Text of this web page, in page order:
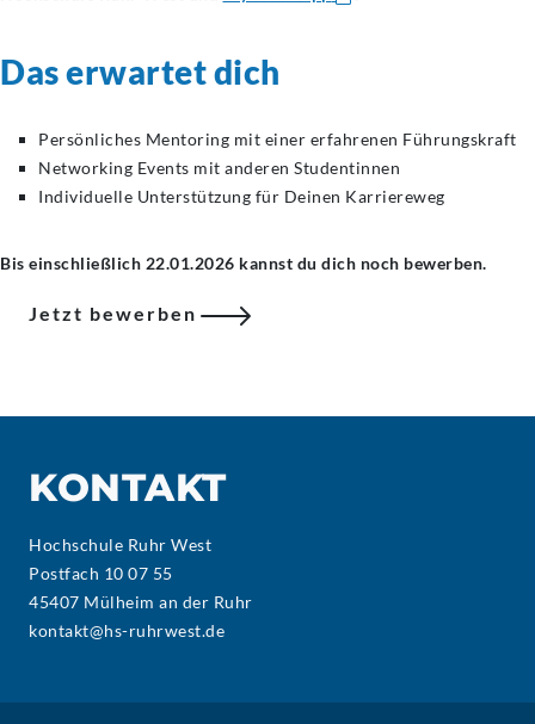
Das erwartet dich
Persönliches Mentoring mit einer erfahrenen Führungskraft
Networking Events mit anderen Studentinnen
Individuelle Unterstützung für Deinen Karriereweg
Bis einschließlich 22.01.2026 kannst du dich noch bewerben.
Jetzt bewerben
KONTAKT
Hochschule Ruhr West
Postfach 10 07 55
45407 Mülheim an der Ruhr
kontakt@hs-ruhrwest.de